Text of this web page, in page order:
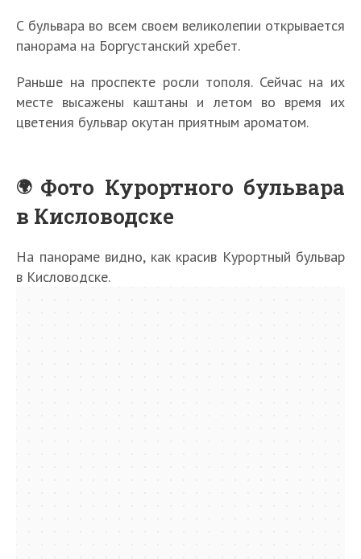
С бульвара во всем своем великолепии открывается
панорама на Боргустанский хребет.
Раньше на проспекте росли тополя. Сейчас на их
месте высажены каштаны и летом во время их
цветения бульвар окутан приятным ароматом.
Фото Курортного бульвара
в Кисловодске
На панораме видно, как красив Курортный бульвар
в Кисловодске.